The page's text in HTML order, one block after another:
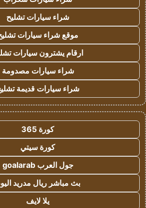
شراء سيارات تشليح
موقع شراء سيارات
ارقام يشترون سيارات
شراء سيارات مصدومة
شراء سيارات قديمة
كورة 365
كورة سيتي
جول العرب goalarab
بث مباشر ريال مدريد
يلا لايف